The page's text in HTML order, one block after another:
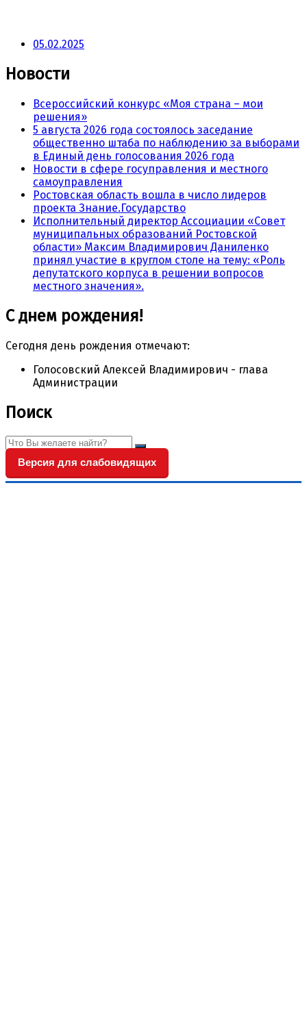
05.02.2025
Новости
Всероссийский конкурс «Моя страна – мои
решения»
5 августа 2026 года состоялось заседание
общественно штаба по наблюдению за выборами
в Единый день голосования 2026 года
Новости в сфере госуправления и местного
самоуправления
Ростовская область вошла в число лидеров
проекта Знание.Государство
Исполнительный директор Ассоциации «Совет
муниципальных образований Ростовской
области» Максим Владимирович Даниленко
принял участие в круглом столе на тему: «Роль
депутатского корпуса в решении вопросов
местного значения».
С днем рождения!
Сегодня день рождения отмечают:
Голосовский Алексей Владимирович - глава
Администрации
Поиск
Версия для слабовидящих